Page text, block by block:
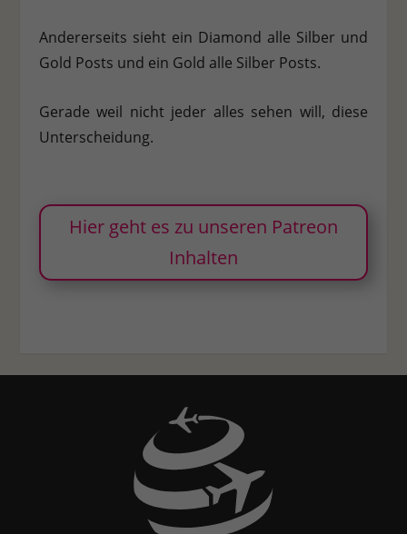
Andererseits sieht ein Diamond alle Silber und
Gold Posts und ein Gold alle Silber Posts.
Gerade weil nicht jeder alles sehen will, diese
Unterscheidung.
Hier geht es zu unseren Patreon
Inhalten